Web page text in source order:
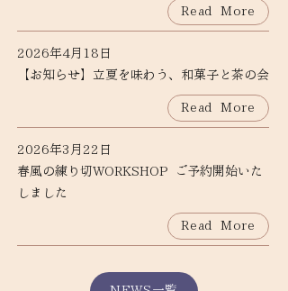
Read More
2026年4月18日
【お知らせ】立夏を味わう、和菓子と茶の会
Read More
2026年3月22日
春風の練り切WORKSHOP ご予約開始いた
しました
Read More